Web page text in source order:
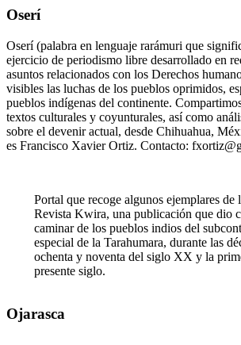
Oserí
Oserí (palabra en lenguaje rarámuri que
ejercicio de periodismo libre desarrollado en
asuntos relacionados con los Derechos
visibles las luchas de los pueblos oprimidos,
pueblos indígenas del continente.
textos culturales y coyunturales, así como
sobre el devenir actual, desde Chihuahua,
es Francisco Xavier Ortiz. Contacto:
Portal que recoge algunos ejemplares de
Revista Kwira, una publicación que dio
caminar de los pueblos indios del
especial de la Tarahumara, durante las
ochenta y noventa del siglo XX y la
presente siglo.
Ojarasca